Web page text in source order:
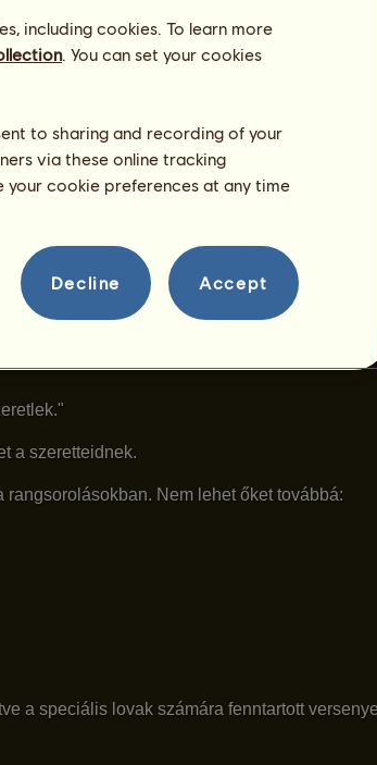
egyszer bejelentkeztél.
a szeretteidnek.
Nem lehet őket továbbá:
a speciális lovak számára fenntartott
including cookies. To learn more
. You can set your cookies
to sharing and recording of your
via these online tracking
your cookie preferences at any time
Decline Accept